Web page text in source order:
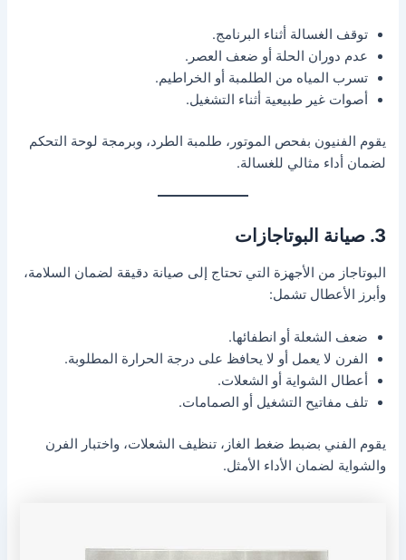
توقف الغسالة أثناء البرنامج.
عدم دوران الحلة أو ضعف العصر.
تسرب المياه من الطلمبة أو الخراطيم.
أصوات غير طبيعية أثناء التشغيل.
يقوم الفنيون بفحص الموتور، طلمبة الطرد، وبرمجة لوحة التحكم
لضمان أداء مثالي للغسالة.
3. صيانة البوتاجازات
البوتاجاز من الأجهزة التي تحتاج إلى صيانة دقيقة لضمان السلامة،
وأبرز الأعطال تشمل:
ضعف الشعلة أو انطفائها.
الفرن لا يعمل أو لا يحافظ على درجة الحرارة المطلوبة.
أعطال الشواية أو الشعلات.
تلف مفاتيح التشغيل أو الصمامات.
يقوم الفني بضبط ضغط الغاز، تنظيف الشعلات، واختبار الفرن
والشواية لضمان الأداء الأمثل.